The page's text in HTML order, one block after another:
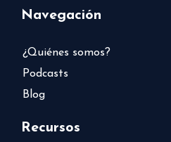
Navegación
¿Quiénes somos?
Podcasts
Blog
Recursos